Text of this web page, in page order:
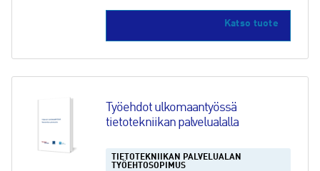
Katso tuote
Työehdot ulkomaantyössä
tietotekniikan palvelualalla
TIETOTEKNIIKAN PALVELUALAN
TYÖEHTOSOPIMUS